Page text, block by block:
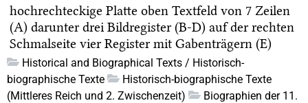
hochrechteckige Platte oben Textfeld von 7 Zeilen
(A) darunter drei Bildregister (B-D) auf der rechten
Schmalseite vier Register mit Gabenträgern (E)
Historical and Biographical Texts / Historisch-
biographische Texte
Historisch-biographische Texte
(Mittleres Reich und 2. Zwischenzeit)
Biographien der 11.